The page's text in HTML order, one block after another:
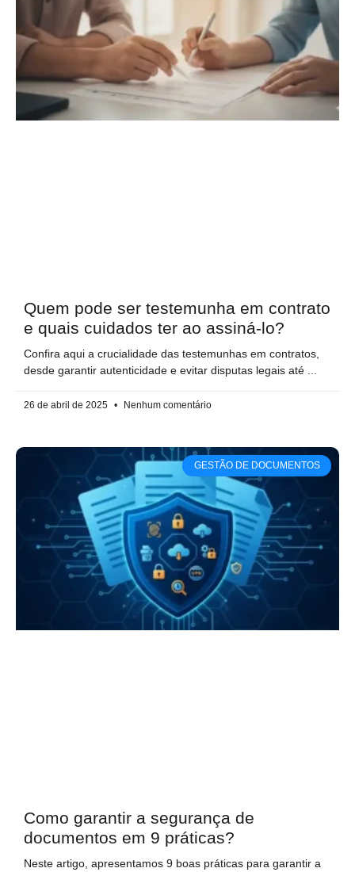
Quem pode ser testemunha em contrato
e quais cuidados ter ao assiná-lo?
Confira aqui a crucialidade das testemunhas em contratos,
desde garantir autenticidade e evitar disputas legais até
26 de abril de 2025 Nenhum comentário
GESTÃO DE DOCUMENTOS
Como garantir a segurança de
documentos em 9 práticas?
Neste artigo, apresentamos 9 boas práticas para garantir a